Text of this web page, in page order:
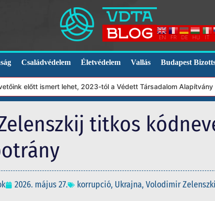
EN FR DE HU IT
Családvédelem Életvédelem Vallás Budapest
ismert lehet, 2023-tól a Védett Társadalom Alapítvány
titkos
2026. május 27. korrupció, Ukrajna, Volodimir